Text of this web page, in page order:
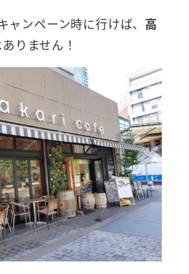
ンペーン時に行けば、 高
りません！